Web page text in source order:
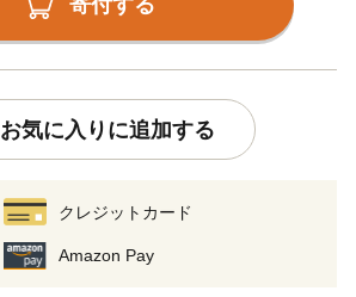
寄付する
お気に入りに追加する
クレジットカード
Amazon Pay